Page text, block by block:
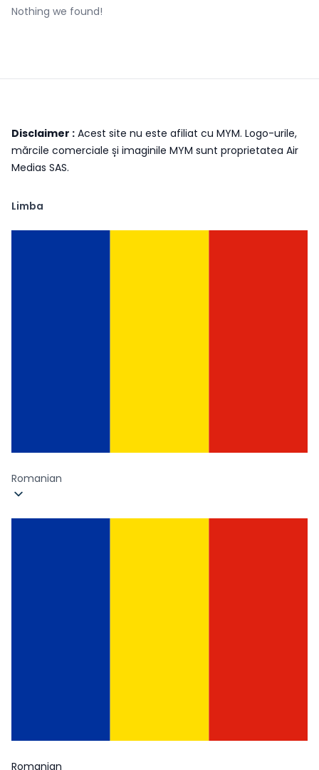
Nothing we found!
Disclaimer : Acest site nu este afiliat cu MYM. Logo-urile,
mărcile comerciale și imaginile MYM sunt proprietatea Air
Medias SAS.
Limba
Romanian
Romanian